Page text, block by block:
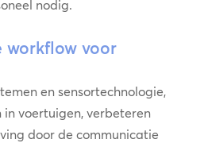
nodig.
workflow voor
en sensortechnologie,
voertuigen, verbeteren
door de communicatie